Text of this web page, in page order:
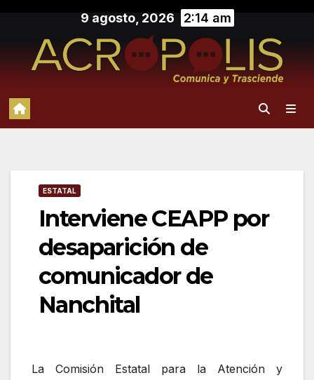
contenido
9 agosto, 2026 2:14 am
ESTATAL
Interviene CEAPP por
desaparición de
comunicador de
Nanchital
La Comisión Estatal para la Atención y